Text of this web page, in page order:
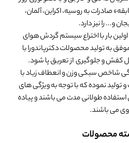
صادرات به روسیه، اکراین، آلمان،
و... را نیز دارد.
اولین بار با اختراع سیستم گردش هوای
به تولید محصولات دکترپاندورا با
کفش و جلوگیری از تعریق پا شود.
شاخص سبکی وزن و انعطاف زیاد با
تولید نموده که با توجه به ویژگی های
طولانی مدت می باشند و پیاده
می باشند.
محصولات